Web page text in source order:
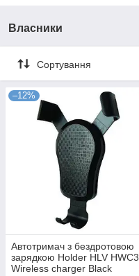
Власники
Сортування
–12%
Автотримач з бездротовою
зарядкою Holder HLV HWC3
Wireless charger Black